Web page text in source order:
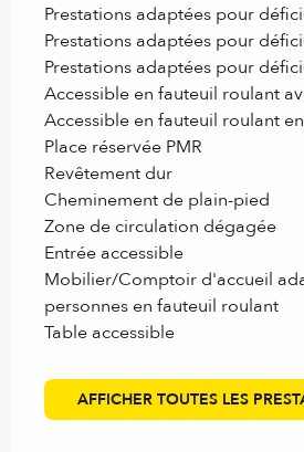
Prestations adaptées pour
Prestations adaptées pour
Prestations adaptées pour
Accessible en fauteuil roulant
Accessible en fauteuil roulant
Place réservée PMR
Revêtement dur
Cheminement de plain-pied
Zone de circulation dégagée
Entrée accessible
Mobilier/Comptoir d'accueil
personnes en fauteuil roulant
Table accessible
AFFICHER TOUTES LES